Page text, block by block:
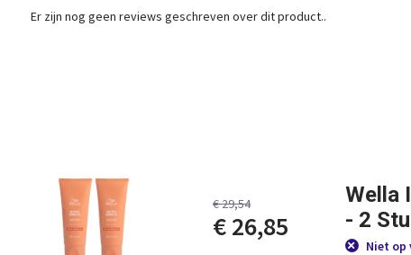
Er zijn nog geen reviews geschreven over dit product..
€ 29,54
€ 26,85
Wella
- 2
Niet op